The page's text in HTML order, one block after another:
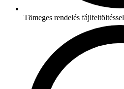
Tömeges rendelés fájlfeltöltéssel